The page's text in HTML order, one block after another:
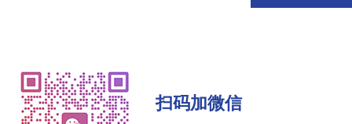
扫码加微信